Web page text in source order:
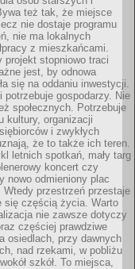
też tak, że miejsce
nie dostaje programu
nie ma lokalnych
z mieszkańcami.
projekt stopniowo traci
jest, by odnowa
się na oddaniu inwestycji.
potrzebuje gospodarzy. Nie
społecznych. Potrzebuje
kultury, organizacji
i zwykłych
że to także ich teren.
letnich spotkań, mały targ
koncert czy
nowo odmieniony plac
Wtedy przestrzeń przestaje
się częścią życia. Warto
nie zawsze dotyczy
częściej prawdziwe
osiedlach, przy dawnych
nad rzekami, w pobliżu
szkół. To miejsca,